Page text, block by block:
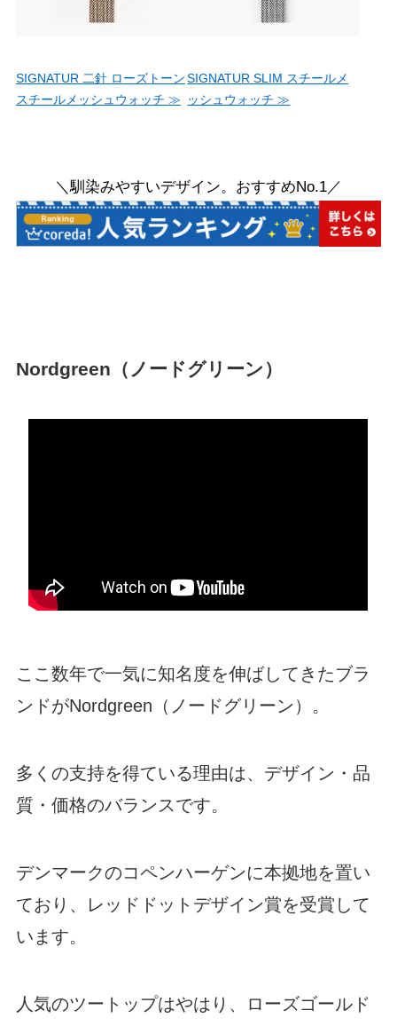
SIGNATUR 二針 ローズトーン
スチールメッシュウォッチ ≫
SIGNATUR SLIM スチールメ
ッシュウォッチ ≫
＼馴染みやすいデザイン。おすすめNo.1／
Nordgreen（ノードグリーン）
ここ数年で一気に知名度を伸ばしてきたブラ
ンドがNordgreen（ノードグリーン）。
多くの支持を得ている理由は、デザイン・品
質・価格のバランスです。
デンマークのコペンハーゲンに本拠地を置い
ており、レッドドットデザイン賞を受賞して
います。
人気のツートップはやはり、ローズゴールド